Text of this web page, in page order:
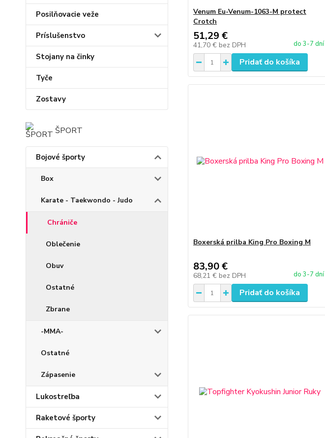
Posilňovacie veže
Príslušenstvo
Stojany na činky
Tyče
Zostavy
ŠPORT
Bojové športy
Box
Karate - Taekwondo - Judo
Chrániče
Oblečenie
Obuv
Ostatné
Zbrane
-MMA-
Ostatné
Zápasenie
Lukostreľba
Raketové športy
Venum Eu-Venum-1063-M protect
Crotch
51,29 €
41,70 € bez DPH do 3-7 dní
Pridať do košíka
Boxerská prilba King Pro Boxing M
83,90 €
68,21 € bez DPH do 3-7 dní
Pridať do košíka